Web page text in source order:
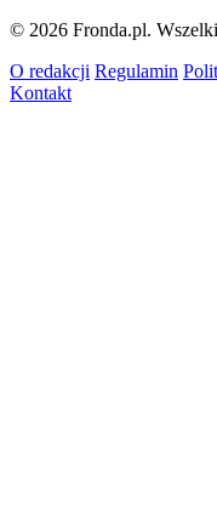
© 2026 Fronda.pl.
O redakcji Regulamin
Kontakt